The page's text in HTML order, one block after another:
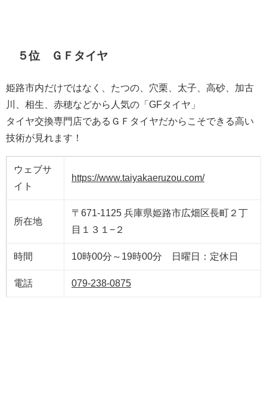
５位 ＧＦタイヤ
姫路市内だけではなく、たつの、穴栗、太子、高砂、加古
川、相生、赤穂などから人気の「GFタイヤ」
​タイヤ交換専門店であるＧＦタイヤだからこそできる高い
技術が見れます！
ウェブサ
イト
https://www.taiyakaeruzou.com/
所在地
〒671-1125 兵庫県姫路市広畑区長町２丁
目１３１−２
時間 10時00分～19時00分 日曜日：定休日
電話 079-238-0875